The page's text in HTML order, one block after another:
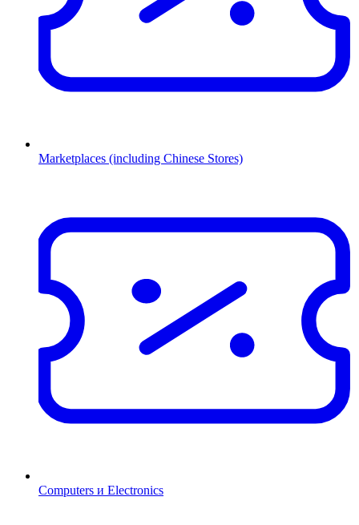
Marketplaces (including Chinese Stores)
Computers и Electronics